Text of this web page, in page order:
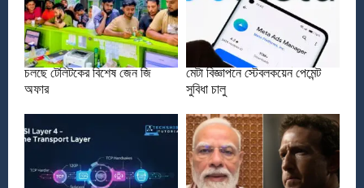
চলছে টেলিটকের বিশেষ জেন জি
অফার
মেটা বিজ্ঞাপনে স্টেবলকয়েন পেমেন্ট
সুবিধা চালু